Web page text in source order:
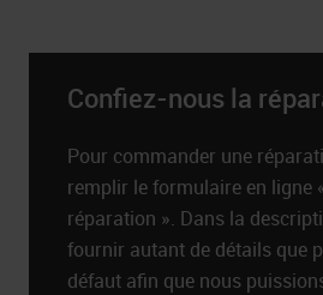
Confiez-nous la
Pour commander une
remplir le formulaire en ligne
réparation ». Dans la
fournir autant de détails que
défaut afin que nous